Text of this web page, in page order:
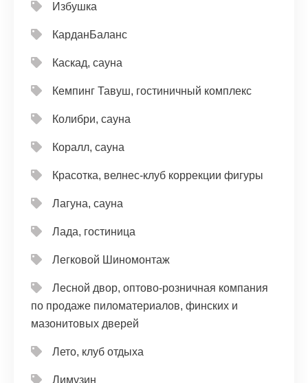
Избушка
КарданБаланс
Каскад, сауна
Кемпинг Тавуш, гостиничный комплекс
Колибри, сауна
Коралл, сауна
Красотка, велнес-клуб коррекции фигуры
Лагуна, сауна
Лада, гостиница
Легковой Шиномонтаж
Лесной двор, оптово-розничная компания
по продаже пиломатериалов, финских и
мазонитовых дверей
Лето, клуб отдыха
Лимузин